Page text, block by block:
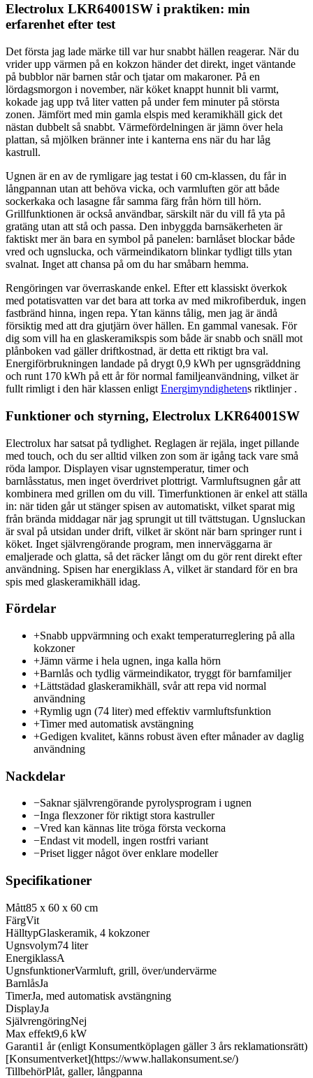
Electrolux LKR64001SW i praktiken: min
erfarenhet efter test
Det första jag lade märke till var hur snabbt hällen reagerar. När du
vrider upp värmen på en kokzon händer det direkt, inget väntande
på bubblor när barnen står och tjatar om makaroner. På en
lördagsmorgon i november, när köket knappt hunnit bli varmt,
kokade jag upp två liter vatten på under fem minuter på största
zonen. Jämfört med min gamla elspis med keramikhäll gick det
nästan dubbelt så snabbt. Värmefördelningen är jämn över hela
plattan, så mjölken bränner inte i kanterna ens när du har låg
kastrull.
Ugnen är en av de rymligare jag testat i 60 cm-klassen, du får in
långpannan utan att behöva vicka, och varmluften gör att både
sockerkaka och lasagne får samma färg från hörn till hörn.
Grillfunktionen är också användbar, särskilt när du vill få yta på
gratäng utan att stå och passa. Den inbyggda barnsäkerheten är
faktiskt mer än bara en symbol på panelen: barnlåset blockar både
vred och ugnslucka, och värmeindikatorn blinkar tydligt tills ytan
svalnat. Inget att chansa på om du har småbarn hemma.
Rengöringen var överraskande enkel. Efter ett klassiskt överkok
med potatisvatten var det bara att torka av med mikrofiberduk, ingen
fastbränd hinna, ingen repa. Ytan känns tålig, men jag är ändå
försiktig med att dra gjutjärn över hällen. En gammal vanesak. För
dig som vill ha en glaskeramikspis som både är snabb och snäll mot
plånboken vad gäller driftkostnad, är detta ett riktigt bra val.
Energiförbrukningen landade på drygt 0,9 kWh per ugnsgräddning
och runt 170 kWh på ett år för normal familjeanvändning, vilket är
fullt rimligt i den här klassen enligt Energimyndighetens riktlinjer .
Funktioner och styrning, Electrolux LKR64001SW
Electrolux har satsat på tydlighet. Reglagen är rejäla, inget pillande
med touch, och du ser alltid vilken zon som är igång tack vare små
röda lampor. Displayen visar ugnstemperatur, timer och
barnlåsstatus, men inget överdrivet plottrigt. Varmluftsugnen går att
kombinera med grillen om du vill. Timerfunktionen är enkel att ställa
in: när tiden går ut stänger spisen av automatiskt, vilket sparat mig
från brända middagar när jag sprungit ut till tvättstugan. Ugnsluckan
är sval på utsidan under drift, vilket är skönt när barn springer runt i
köket. Inget självrengörande program, men innerväggarna är
emaljerade och glatta, så det räcker långt om du gör rent direkt efter
användning. Spisen har energiklass A, vilket är standard för en bra
spis med glaskeramikhäll idag.
Fördelar
+Snabb uppvärmning och exakt temperaturreglering på alla
kokzoner
+Jämn värme i hela ugnen, inga kalla hörn
+Barnlås och tydlig värmeindikator, tryggt för barnfamiljer
+Lättstädad glaskeramikhäll, svår att repa vid normal
användning
+Rymlig ugn (74 liter) med effektiv varmluftsfunktion
+Timer med automatisk avstängning
+Gedigen kvalitet, känns robust även efter månader av daglig
användning
Nackdelar
−Saknar självrengörande pyrolysprogram i ugnen
−Inga flexzoner för riktigt stora kastruller
−Vred kan kännas lite tröga första veckorna
−Endast vit modell, ingen rostfri variant
−Priset ligger något över enklare modeller
Specifikationer
Mått85 x 60 x 60 cm
FärgVit
HälltypGlaskeramik, 4 kokzoner
Ugnsvolym74 liter
EnergiklassA
UgnsfunktionerVarmluft, grill, över/undervärme
BarnlåsJa
TimerJa, med automatisk avstängning
DisplayJa
SjälvrengöringNej
Max effekt9,6 kW
Garanti1 år (enligt Konsumentköplagen gäller 3 års reklamationsrätt)
[Konsumentverket](https://www.hallakonsument.se/)
TillbehörPlåt, galler, långpanna